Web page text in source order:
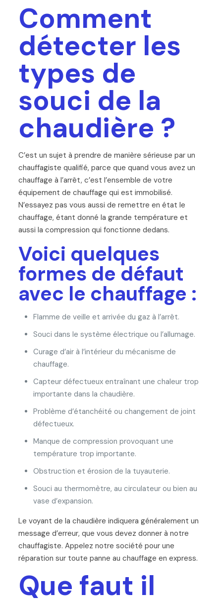
Comment
détecter les
types de
souci de la
chaudière ?
C’est un sujet à prendre de manière sérieuse par un
chauffagiste qualifié, parce que quand vous avez un
chauffage à l’arrêt, c’est l’ensemble de votre
équipement de chauffage qui est immobilisé.
N’essayez pas vous aussi de remettre en état le
chauffage, étant donné la grande température et
aussi la compression qui fonctionne dedans.
Voici quelques
formes de défaut
avec le chauffage :
Flamme de veille et arrivée du gaz à l’arrêt.
Souci dans le système électrique ou l’allumage.
Curage d’air à l’intérieur du mécanisme de
chauffage.
Capteur défectueux entraînant une chaleur trop
importante dans la chaudière.
Problème d’étanchéité ou changement de joint
défectueux.
Manque de compression provoquant une
température trop importante.
Obstruction et érosion de la tuyauterie.
Souci au thermomètre, au circulateur ou bien au
vase d’expansion.
Le voyant de la chaudière indiquera généralement un
message d’erreur, que vous devez donner à notre
chauffagiste. Appelez notre société pour une
réparation sur toute panne au chauffage en express.
Que faut il